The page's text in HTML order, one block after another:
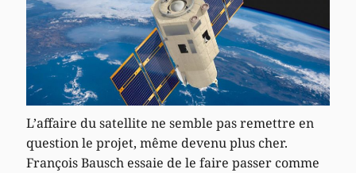
L’affaire du satellite ne semble pas remettre en
question le projet, même devenu plus cher.
François Bausch essaie de le faire passer comme